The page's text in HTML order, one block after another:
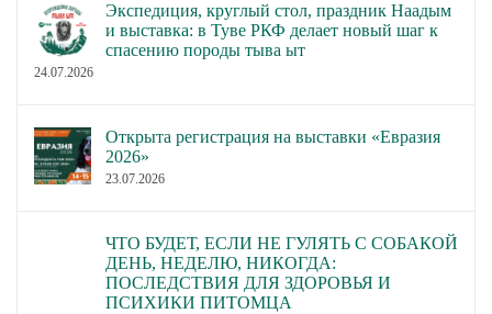
Экспедиция, круглый стол, праздник Наадым
и выставка: в Туве РКФ делает новый шаг к
спасению породы тыва ыт
24.07.2026
Открыта регистрация на выставки «Евразия
2026»
23.07.2026
ЧТО БУДЕТ, ЕСЛИ НЕ ГУЛЯТЬ С СОБАКОЙ
ДЕНЬ, НЕДЕЛЮ, НИКОГДА:
ПОСЛЕДСТВИЯ ДЛЯ ЗДОРОВЬЯ И
ПСИХИКИ ПИТОМЦА